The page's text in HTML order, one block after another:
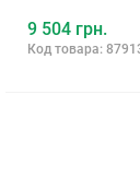
9 504 грн.
Код товара: